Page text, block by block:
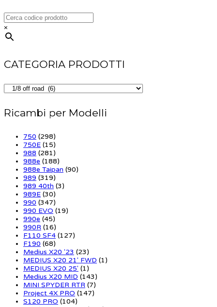
×
CATEGORIA PRODOTTI
Ricambi per Modelli
750 (298)
750E (15)
988 (281)
988e (188)
988e Taipan (90)
989 (319)
989 40th (3)
989E (30)
990 (347)
990 EVO (19)
990e (45)
990R (16)
F110 SF4 (127)
F190 (68)
Medius X20 '23 (23)
MEDIUS X20 21' FWD (1)
MEDIUS X20 25' (1)
Medius X20 MID (143)
MINI SPYDER RTR (7)
Project 4X PRO (147)
S120 PRO (104)